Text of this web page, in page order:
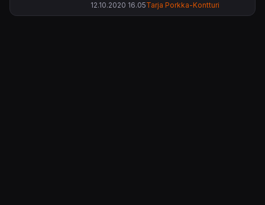
12.10.2020 16.05Tarja Porkka-Kontturi